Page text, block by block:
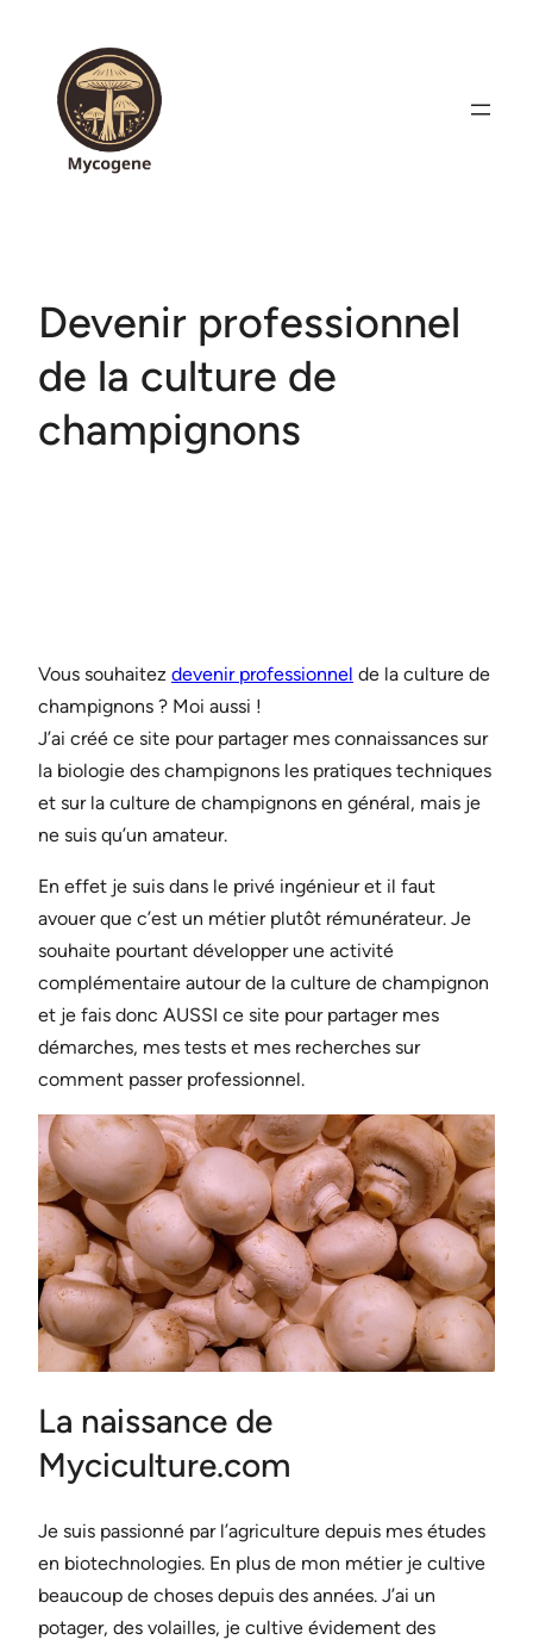
contenu
Devenir professionnel
de la culture de
champignons
Vous souhaitez devenir professionnel de la culture de
champignons ? Moi aussi !
J’ai créé ce site pour partager mes connaissances sur
la biologie des champignons les pratiques techniques
et sur la culture de champignons en général, mais je
ne suis qu’un amateur.
En effet je suis dans le privé ingénieur et il faut
avouer que c’est un métier plutôt rémunérateur. Je
souhaite pourtant développer une activité
complémentaire autour de la culture de champignon
et je fais donc AUSSI ce site pour partager mes
démarches, mes tests et mes recherches sur
comment passer professionnel.
La naissance de
Myciculture.com
Je suis passionné par l’agriculture depuis mes études
en biotechnologies. En plus de mon métier je cultive
beaucoup de choses depuis des années. J’ai un
potager, des volailles, je cultive évidement des